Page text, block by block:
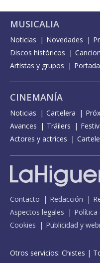
MUSICALIA
Noticias Novedades
Discos históricos
Artistas y grupos
CINEMANÍA
Noticias Cartelera
Avances
Tráilers
Actores y actrices
Contacto Redacción
Aspectos legales
Política
Cookies
Publicidad y
Otros servicios: Chistes |